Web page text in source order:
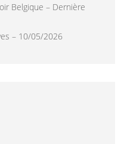
Belgique – Dernière
– 10/05/2026